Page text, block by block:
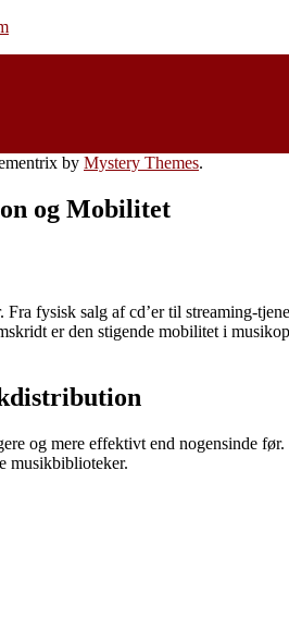
by Mystery Themes.
og Mobilitet
fysisk salg af cd’er til streaming-
er den stigende mobilitet i
og mere effektivt end nogensinde
musikbiblioteker.